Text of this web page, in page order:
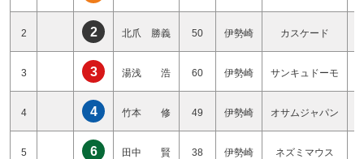
2 2 北爪 勝義 50 伊勢崎 カスケード
3 3 湯浅 浩 60 伊勢崎 サンキュドーモ
4 4 竹本 修 49 伊勢崎 オサムジャパン
5 6 田中 賢 38 伊勢崎 ネズミマウス